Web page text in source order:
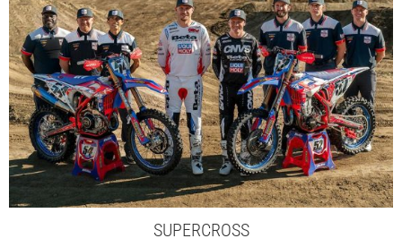
SUPERCROSS